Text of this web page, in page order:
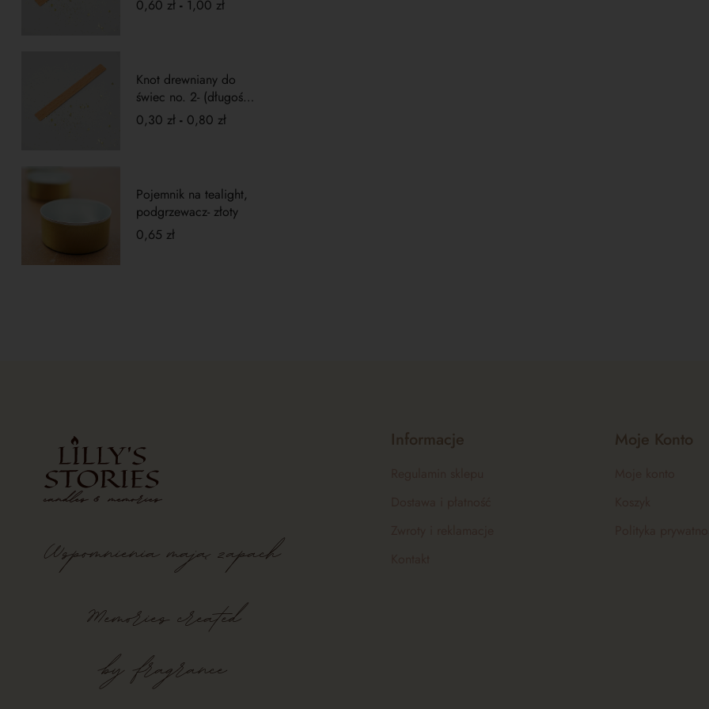
0,60 zł - 1,00 zł
Knot drewniany do
świec no. 2- (długość
5cm)
0,30 zł - 0,80 zł
Pojemnik na tealight,
podgrzewacz- złoty
0,65 zł
Wspomnieniamajązapach
Memories created
by fragrance
Informacje Moje Konto